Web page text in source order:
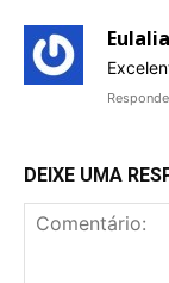
Eulalia
DEIXE UMA